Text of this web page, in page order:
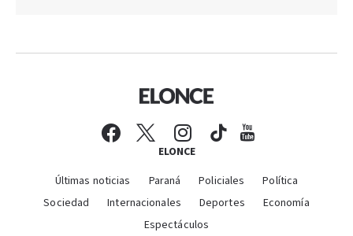
ELONCE
Últimas noticias Paraná Policiales
Política
Sociedad
Internacionales Deportes
Economía
Espectáculos